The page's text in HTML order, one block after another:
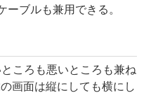
ーブルも兼用できる。
ころも悪いところも兼ね
画面は縦にしても横にし